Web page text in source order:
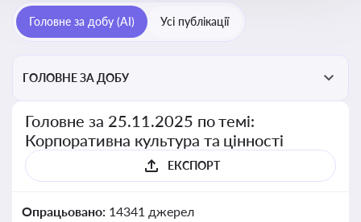
бізнес-середовища
Головне за добу (AI) Усі публікації
ГОЛОВНЕ ЗА ДОБУ
Головне за 25.11.2025 по темі:
Корпоративна культура та цінності
ЕКСПОРТ
Опрацьовано: 14341 джерел